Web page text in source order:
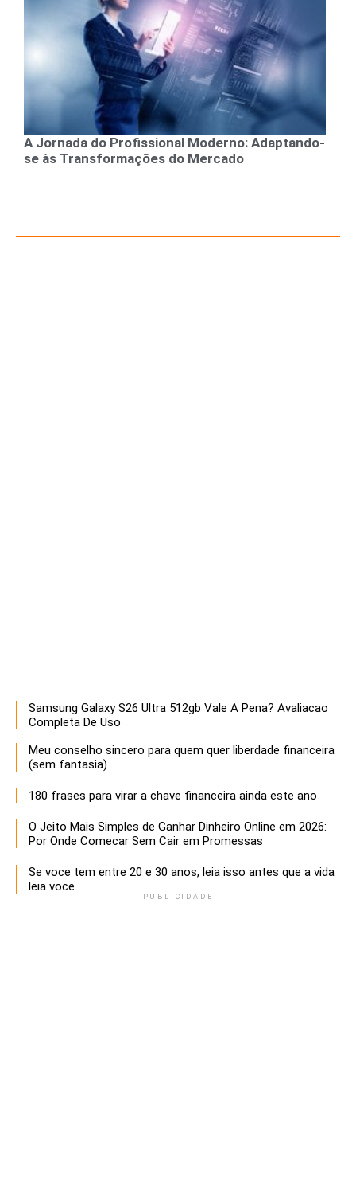
A Jornada do Profissional Moderno: Adaptando-
se às Transformações do Mercado
Samsung Galaxy S26 Ultra 512gb Vale A Pena? Avaliacao
Completa De Uso
Meu conselho sincero para quem quer liberdade financeira
(sem fantasia)
180 frases para virar a chave financeira ainda este ano
O Jeito Mais Simples de Ganhar Dinheiro Online em 2026:
Por Onde Comecar Sem Cair em Promessas
Se voce tem entre 20 e 30 anos, leia isso antes que a vida
leia voce
PUBLICIDADE